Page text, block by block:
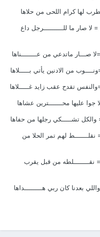
لها كرام اللحى من حلاها
صار ما للــــــــــرجل داع
صـــار ماتدعي من عــــــــناها
من الادنين يأتي بـــــلاها
تقدح عقب زايد غـــــلاها
عليها محـــــــترين عشاها
تشـــــكي رجلها من حفاها
لهم تمر الحلا من
نقــــــــلطه من قبل يقرب
بعدنا كان ربي هـــــــــداها